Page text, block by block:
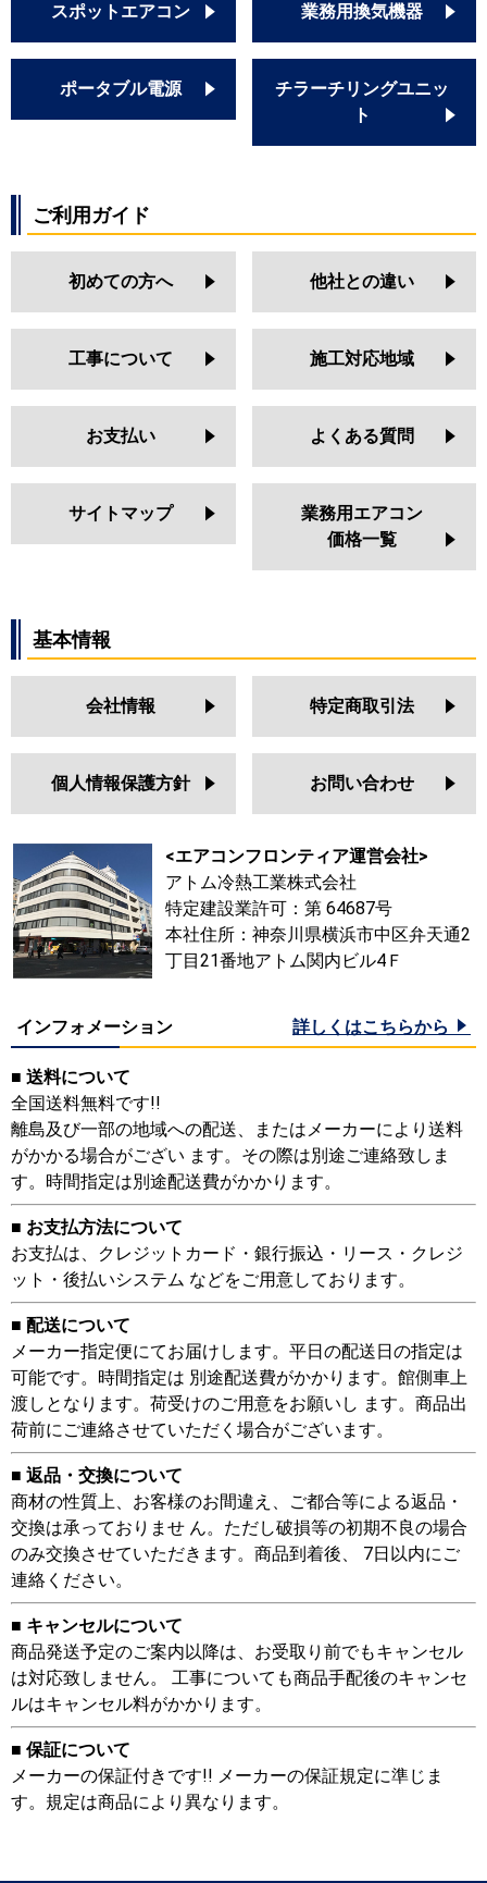
スポットエアコン 業務用換気機器
ポータブル電源
チラーチリングユニッ
ト
ご利用ガイド
初めての方へ 他社との違い
工事について 施工対応地域
お支払い よくある質問
サイトマップ
業務用エアコン
価格一覧
基本情報
会社情報 特定商取引法
個人情報保護方針 お問い合わせ
<エアコンフロンティア運営会社>
アトム冷熱工業株式会社
特定建設業許可：第 64687号
本社住所：神奈川県横浜市中区弁天通2
丁目21番地アトム関内ビル4Ｆ
インフォメーション 詳しくはこちらから
■ 送料について
全国送料無料です!!
離島及び一部の地域への配送、またはメーカーにより送料
がかかる場合がござい ます。その際は別途ご連絡致しま
す。時間指定は別途配送費がかかります。
■ お支払方法について
お支払は、クレジットカード・銀行振込・リース・クレジ
ット・後払いシステム などをご用意しております。
■ 配送について
メーカー指定便にてお届けします。平日の配送日の指定は
可能です。時間指定は 別途配送費がかかります。館側車上
渡しとなります。荷受けのご用意をお願いし ます。商品出
荷前にご連絡させていただく場合がございます。
■ 返品・交換について
商材の性質上、お客様のお間違え、ご都合等による返品・
交換は承っておりませ ん。ただし破損等の初期不良の場合
のみ交換させていただきます。商品到着後、 7日以内にご
連絡ください。
■ キャンセルについて
商品発送予定のご案内以降は、お受取り前でもキャンセル
は対応致しません。 工事についても商品手配後のキャンセ
ルはキャンセル料がかかります。
■ 保証について
メーカーの保証付きです!! メーカーの保証規定に準じま
す。規定は商品により異なります。